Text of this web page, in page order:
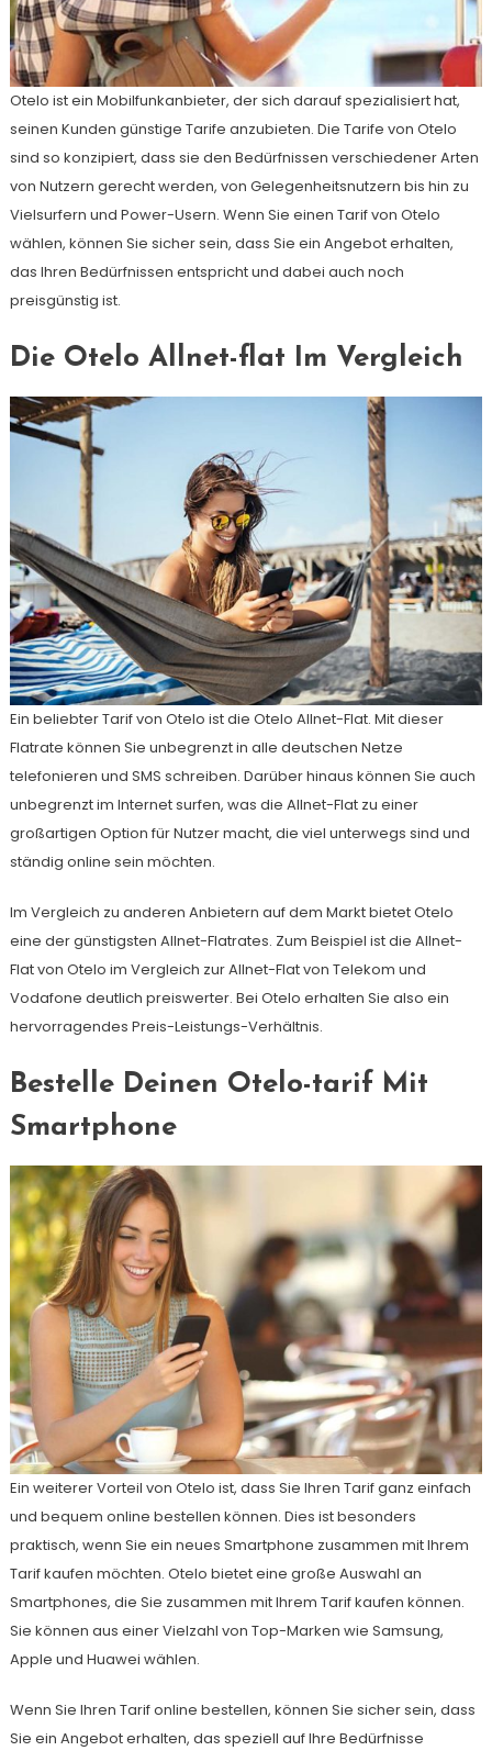
Otelo ist ein Mobilfunkanbieter, der sich darauf spezialisiert hat,
seinen Kunden günstige Tarife anzubieten. Die Tarife von Otelo
sind so konzipiert, dass sie den Bedürfnissen verschiedener Arten
von Nutzern gerecht werden, von Gelegenheitsnutzern bis hin zu
Vielsurfern und Power-Usern. Wenn Sie einen Tarif von Otelo
wählen, können Sie sicher sein, dass Sie ein Angebot erhalten,
das Ihren Bedürfnissen entspricht und dabei auch noch
preisgünstig ist.
Die Otelo Allnet-flat Im Vergleich
Ein beliebter Tarif von Otelo ist die Otelo Allnet-Flat. Mit dieser
Flatrate können Sie unbegrenzt in alle deutschen Netze
telefonieren und SMS schreiben. Darüber hinaus können Sie auch
unbegrenzt im Internet surfen, was die Allnet-Flat zu einer
großartigen Option für Nutzer macht, die viel unterwegs sind und
ständig online sein möchten.
Im Vergleich zu anderen Anbietern auf dem Markt bietet Otelo
eine der günstigsten Allnet-Flatrates. Zum Beispiel ist die Allnet-
Flat von Otelo im Vergleich zur Allnet-Flat von Telekom und
Vodafone deutlich preiswerter. Bei Otelo erhalten Sie also ein
hervorragendes Preis-Leistungs-Verhältnis.
Bestelle Deinen Otelo-tarif Mit
Smartphone
Ein weiterer Vorteil von Otelo ist, dass Sie Ihren Tarif ganz einfach
und bequem online bestellen können. Dies ist besonders
praktisch, wenn Sie ein neues Smartphone zusammen mit Ihrem
Tarif kaufen möchten. Otelo bietet eine große Auswahl an
Smartphones, die Sie zusammen mit Ihrem Tarif kaufen können.
Sie können aus einer Vielzahl von Top-Marken wie Samsung,
Apple und Huawei wählen.
Wenn Sie Ihren Tarif online bestellen, können Sie sicher sein, dass
Sie ein Angebot erhalten, das speziell auf Ihre Bedürfnisse